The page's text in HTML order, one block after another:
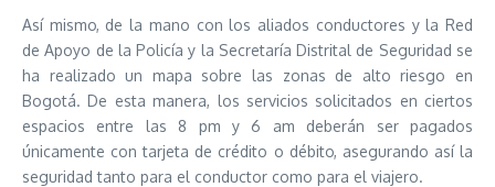
Así mismo, de la mano con los aliados conductores y la Red
de Apoyo de la Policía y la Secretaría Distrital de Seguridad se
ha realizado un mapa sobre las zonas de alto riesgo en
Bogotá. De esta manera, los servicios solicitados en ciertos
espacios entre las 8 pm y 6 am deberán ser pagados
únicamente con tarjeta de crédito o débito, asegurando así la
seguridad tanto para el conductor como para el viajero.